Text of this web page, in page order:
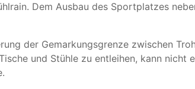
Dem Ausbau des Sportplatzes
der Gemarkungsgrenze zwischen
und Stühle zu entleihen, kann